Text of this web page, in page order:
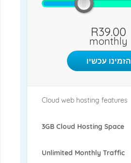
R39.00
monthly
הזמינו עכשיו
Cloud web hosting features
3GB Cloud Hosting Space
Unlimited Monthly Traffic